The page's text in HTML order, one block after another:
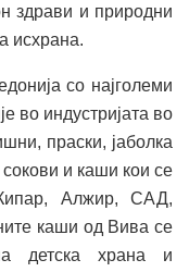
здрави и природни
исхрана.
со најголеми
во индустријата во
праски, јаболка
сокови и каши кои се
Алжир, САД,
каши од Вива се
детска храна и